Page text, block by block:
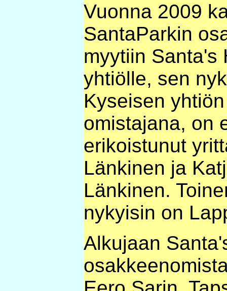
Vuonna 2009
SantaParkin
myytiin Santa's
yhtiölle, sen
Kyseisen
omistajana, on
erikoistunut
Länkinen ja
Länkinen.
nykyisin on
Alkujaan